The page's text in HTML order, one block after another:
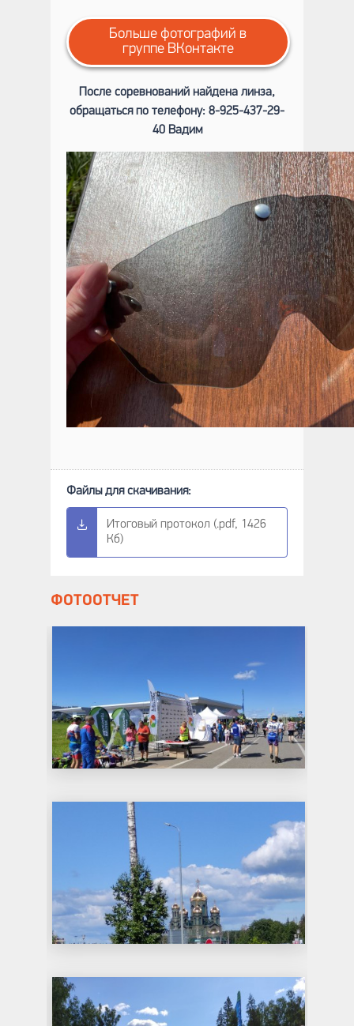
Больше фотографий в
группе ВКонтакте
После соревнований найдена линза,
обращаться по телефону: 8-925-437-29-
40 Вадим
Итоговый протокол (.pdf, 1426
Кб)
ФОТООТЧЕТ